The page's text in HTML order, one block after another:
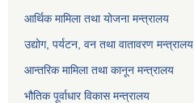
आर्थिक मामिला तथा योजना मन्त्रालय
उद्योग, पर्यटन, वन तथा वातावरण मन्त्रालय
आन्तरिक मामिला तथा कानून मन्त्रालय
भौतिक पूर्वाधार विकास मन्त्रालय